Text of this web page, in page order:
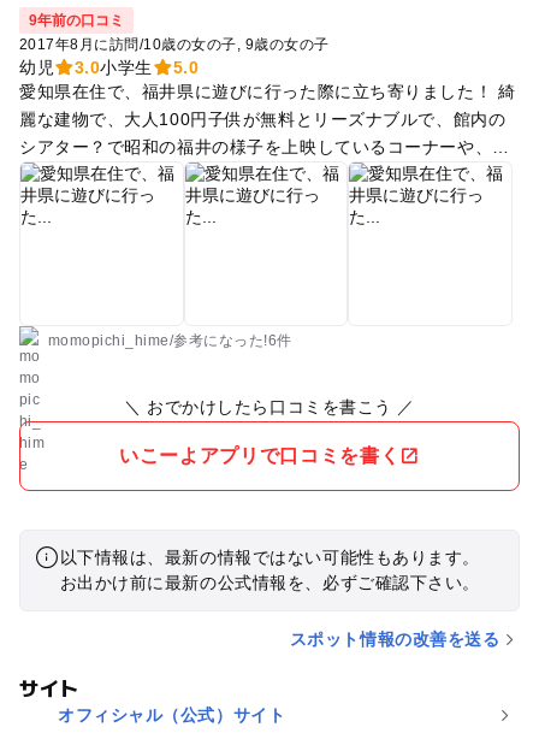
9年前の口コミ
2017年8月に訪問/10歳の女の子 9歳の女の子
幼児 3.0小学生
5.0
愛知県在住で、福井県に遊びに行った際に立ち寄りました！ 綺
麗な建物で、大人100円子供が無料とリーズナブルで、館内の
シアター？で昭和の福井の様子を上映しているコーナーや、古
墳時代の茅葺き屋根の建物、昔の自動車などがあり、そして何
より昭和の街を再現したコーナーが本当にタイムスリップした
かのようで面白かったです！ 番犬に近づくと本当に犬が吠えて
たです！ 昔の洗濯機、ハンドル付きの脱水機、アンテナ付きブ
は実際に触ることができたので、子供も初めて触り『今と違っ
て、昔の電話ってかけるのに時間かかったんだね！洗濯機も絞
るの大変そう！』と、今と昔の違いを実感していました（笑）
入館料以上に大人も子供も楽しめる施設でした！
momopichi_hime/参考に なった!6件
＼ おでかけしたら口コミを書こう ／
いこーよアプリで口コミを書く
以下情報は、最新の情報ではない可能性もあります。
お出かけ前に最新の公式情報を、必ずご確認下さい。
スポット情報の改善を送る
サイト
オフィシャル（公式）サイト